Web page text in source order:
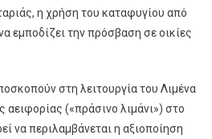
η χρήση του καταφυγίου από
εμποδίζει την πρόσβαση σε οικίες
στη λειτουργία του Λιμένα
αειφορίας («πράσινο λιμάνι») στο
να περιλαμβάνεται η αξιοποίηση